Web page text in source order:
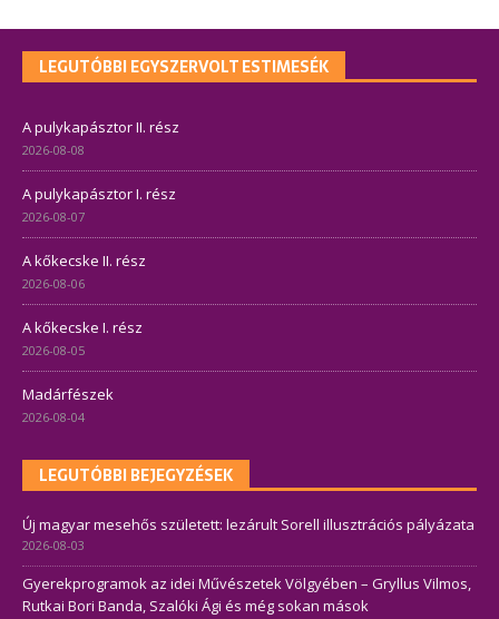
LEGUTÓBBI EGYSZERVOLT ESTIMESÉK
A pulykapásztor II. rész
2026-08-08
A pulykapásztor I. rész
2026-08-07
A kőkecske II. rész
2026-08-06
A kőkecske I. rész
2026-08-05
Madárfészek
2026-08-04
LEGUTÓBBI BEJEGYZÉSEK
Új magyar mesehős született: lezárult Sorell illusztrációs pályázata
2026-08-03
Gyerekprogramok az idei Művészetek Völgyében – Gryllus Vilmos,
Rutkai Bori Banda, Szalóki Ági és még sokan mások